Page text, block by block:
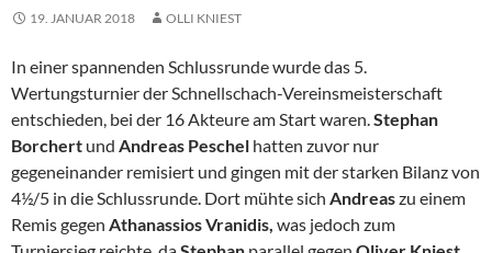
19. JANUAR 2018 OLLI KNIEST
In einer spannenden Schlussrunde wurde das 5.
Wertungsturnier der Schnellschach-Vereinsmeisterschaft
entschieden, bei der 16 Akteure am Start waren.Stephan
Borchert und Andreas Peschel hatten zuvor nur
gegeneinander remisiert und gingen mit der starken Bilanz von
4½/5 in die Schlussrunde. Dort mühte sich Andreaszu einem
Remis gegen Athanassios Vranidis, was jedoch zum